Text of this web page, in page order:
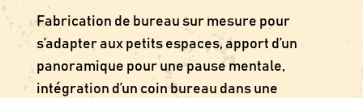
Fabrication de bureau sur mesure pour
s’adapter aux petits espaces, apport d’un
panoramique pour une pause mentale,
intégration d’un coin bureau dans une